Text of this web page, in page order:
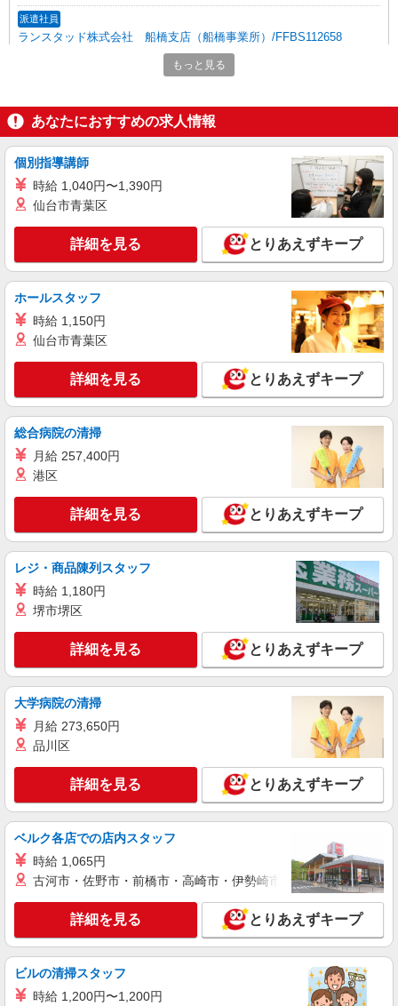
派遣社員
ランスタッド株式会社 船橋支店（船橋事業所）/FFBS112658
仕分け・ピッキング・梱包
時給1350円 ※交通費実費支給／当社規定あ
千葉県市川市塩浜 市川塩浜駅より徒歩15分、
無料送迎バスもでています◎ ※バイク・
自転車通勤OK
詳細を見る
派遣社員
ランスタッド株式会社 船橋支店（船橋事業所）/FFBS112708
仕分け・ピッキング・梱包
時給1500円 ※交通費実費支給／当社規定あ
千葉県市川市田尻 自転車・バイク通勤OK
詳細を見る
ランスタッド株式会社 船橋支店（船橋事業所）/FFBS112721
時給1400円 ※交通費実費支給／当社規定あ
千葉県市川市高谷 【送迎あり】西船橋駅より
無料送迎バス10分♪職場まで連れて行ってくれてら
くらく◎
詳細を見る
派遣社員
ランスタッド株式会社 船橋支店（船橋事業所）/FFBS112704
時給1500円 ※交通費実費支給／当社規定あ
千葉県市川市塩浜 車・バイク・自転車通勤OK
キープ 詳細を見る
派遣社員
ランスタッド株式会社 船橋支店（船橋事業所）/FFBS112723
仕分け・ピッキング・梱包
時給1400円 ※交通費実費支給／当社規定あ
り。
千葉県市川市塩浜 車・バイク通勤OK！ 無料
駐車場あり
キープ 詳細を見る
アルバイト パート
株式会社バイトレ（ADM810910GT04）
【迷ったらコレ】箱に入れるだけ♪モクモク軽
もっと見る
あなたにおすすめの求人情報
個別指導講師
時給 1,040円〜1,390円
仙台市青葉区
詳細を見る とりあえずキープ
ホールスタッフ
時給 1,150円
仙台市青葉区
詳細を見る とりあえずキープ
総合病院の清掃
月給 257,400円
港区
詳細を見る とりあえずキープ
レジ・商品陳列スタッフ
時給 1,180円
堺市堺区
詳細を見る とりあえずキープ
大学病院の清掃
月給 273,650円
品川区
詳細を見る とりあえずキープ
ベルク各店での店内スタッフ
時給 1,065円
古河市・佐野市・前橋市・高崎市・伊勢崎市・太田市・館林市
詳細を見る とりあえずキープ
ビルの清掃スタッフ
時給 1,200円〜1,200円